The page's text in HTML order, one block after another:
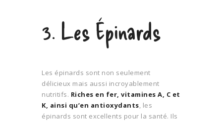
3. Les Épinards
Les épinards sont non seulement
délicieux mais aussi incroyablement
nutritifs. Riches en fer, vitamines A, C et
K, ainsi qu’en antioxydants, les
épinards sont excellents pour la santé. Ils